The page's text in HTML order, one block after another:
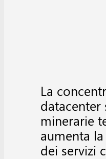
La
datacenter
minerarie
aumenta
dei servizi